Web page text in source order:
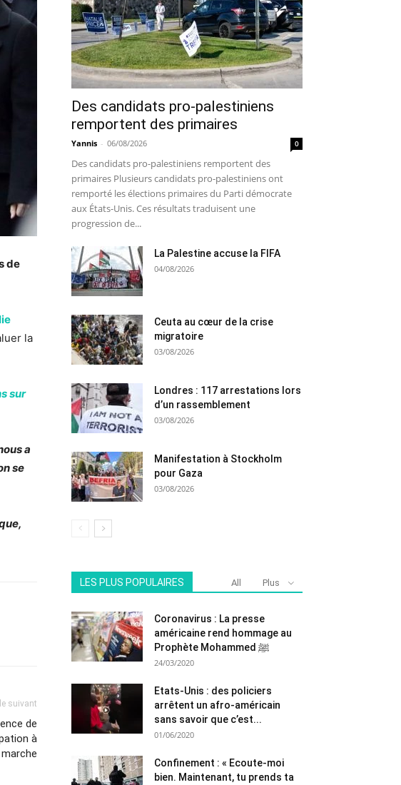
de
la
sur
a
se
suivant
de
à
Des candidats pro-palestiniens
remportent des primaires
Yannis - 06/08/2026 0
Des candidats pro-palestiniens remportent des
primaires Plusieurs candidats pro-palestiniens ont
remporté les élections primaires du Parti démocrate
aux États-Unis. Ces résultats traduisent une
progression de...
La Palestine accuse la FIFA
04/08/2026
Ceuta au cœur de la crise
migratoire
03/08/2026
Londres : 117 arrestations lors
d’un rassemblement
03/08/2026
Manifestation à Stockholm
pour Gaza
03/08/2026
LES PLUS POPULAIRES All Plus
Coronavirus : La presse
américaine rend hommage au
Prophète Mohammed ﷺ
24/03/2020
Etats-Unis : des policiers
arrêtent un afro-américain
sans savoir que c’est...
01/06/2020
Confinement : « Ecoute-moi
bien. Maintenant, tu prends ta